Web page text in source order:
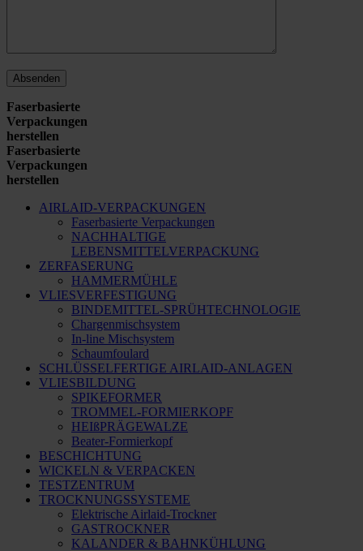
Faserbasierte
Verpackungen
herstellen
Faserbasierte
Verpackungen
herstellen
AIRLAID-VERPACKUNGEN
Faserbasierte Verpackungen
NACHHALTIGE
LEBENSMITTELVERPACKUNG
ZERFASERUNG
HAMMERMÜHLE
VLIESVERFESTIGUNG
BINDEMITTEL-SPRÜHTECHNOLOGIE
Chargenmischsystem
In-line Mischsystem
Schaumfoulard
SCHLÜSSELFERTIGE AIRLAID-ANLAGEN
VLIESBILDUNG
SPIKEFORMER
TROMMEL-FORMIERKOPF
HEIßPRÄGEWALZE
Beater-Formierkopf
BESCHICHTUNG
WICKELN & VERPACKEN
TESTZENTRUM
TROCKNUNGSSYSTEME
Elektrische Airlaid-Trockner
GASTROCKNER
KALANDER & BAHNKÜHLUNG